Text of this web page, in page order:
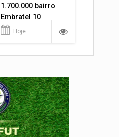
1.700.000 bairro
Embratel 10
apartamentos!
Hoje